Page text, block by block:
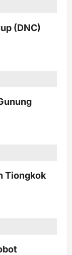
(DNC)
Tiongkok